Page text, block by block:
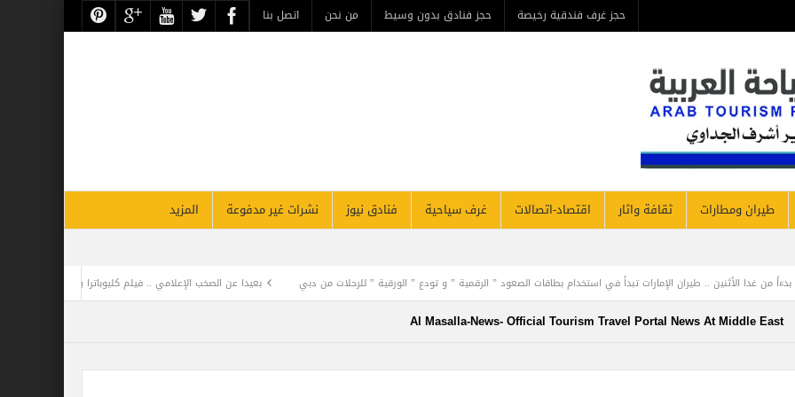
حجز غرف فندقية رخيصة حجز فنادق بدون وسيط من نحن اتصل بنا
طيران ومطارات ثقافة واثار اقتصاد-اتصالات غرف سياحية فنادق نيوز نشرات غير مدفوعة
المزيد
.. طيران الإمارات تبدأ في استخدام بطاقات الصعود ” الرقمية ” و تودع ” الورقية ” للرحلات من دبي
بعيدا عن الصخب الإعلامي .. فيلم كليوباترا يفجر أزمة المنهجية العلمية
Al Masalla-News- Official Tourism Travel Portal News At Middle East